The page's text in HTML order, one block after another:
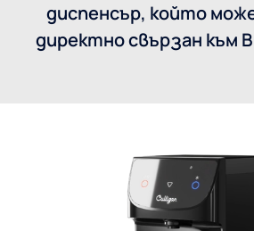
диспенсър, който
директно свързан към